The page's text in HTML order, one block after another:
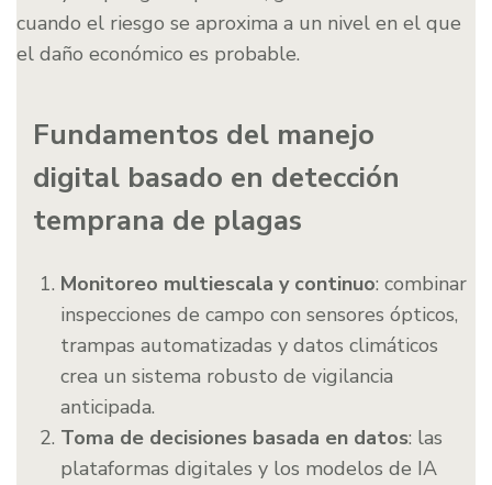
cuando el riesgo se aproxima a un nivel en el que
el daño económico es probable.
Fundamentos del manejo
digital basado en detección
temprana de plagas
Monitoreo multiescala y continuo: combinar
inspecciones de campo con sensores ópticos,
trampas automatizadas y datos climáticos
crea un sistema robusto de vigilancia
anticipada.
Toma de decisiones basada en datos: las
plataformas digitales y los modelos de IA